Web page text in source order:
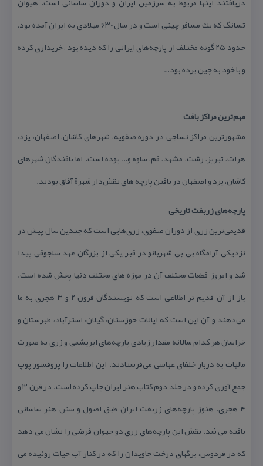
تسانگ كه یك مسافر چینی است و در سال ۶۳۰ میلادی به ایران آمده بود،
حدود ۲۵ گونه مختلف از پارچه‌های ایرانی را كه دیده بود ، خریداری كرده
و با خود به چین برده بود…
مهم‌ترین مراكز بافت
مشهورترین مراكز نساجی در دوره صفویه، شهرهای كاشان، اصفهان، یزد،
هرات، تبریز، رشت، مشهد، قم، ساوه و… بوده است. اما بافندگان شهرهای
كاشان، یزد و اصفهان در بافتن پارچه های نقش‌دار شهرة آفاق بودند.
پارچه‌های زربفت تاریخی
قدیمی‌ترین زری از دوران صفوی، زری‌هایی است كه چندین سال پیش در
نزدیكی آرامگاه بی بی شهربانو در قبر یكی از بزرگان عهد سلجوقی پیدا
شد و امروز قطعات مختلف آن در موزه های مختلف دنیا پخش شده است.
باز از آن قدیم تر اطلاعی است كه نویسندگان قرون ۲ و ۳ هجری به ما
می‌دهند و آن این است كه ایالات خوزستان، گیلان، استرآباد، طبرستان و
خراسان هر كدام سالانه مقدار زیادی پارچه‌های ابریشمی و زری به صورت
مالیات به دربار خلفای عباسی می‌فرستادند. این اطلاعات را پروفسور پوپ
جمع آوری كرده و در جلد دوم كتاب هنر ایران چاپ كرده است. در قرن ۳ و
۴ هجری، هنوز پارچه‌های زربفت ایران طبق اصول و سنن هنر ساسانی
بافته می شد. نقش این پارچه‌های زری دو حیوان فرضی را نشان می دهد
كه در فردوس، برگهای درخت جاویدان را كه در كنار آب حیات روئیده می